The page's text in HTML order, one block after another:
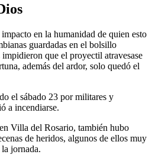
en la humanidad de quien esto
guardadas en el bolsillo
que el proyectil atravesase
además del ardor, solo quedó el
el sábado 23 por militares y
a incendiarse.
Villa del Rosario, también hubo
de heridos, algunos de ellos muy
jornada.